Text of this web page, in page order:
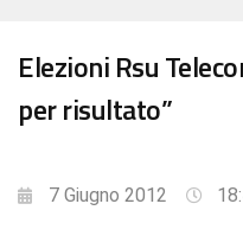
Elezioni Rsu
per risultato”
7 Giugno 2012